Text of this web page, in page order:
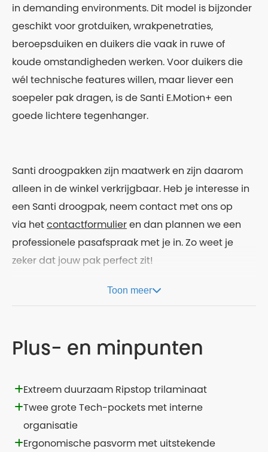
in demanding environments. Dit model is bijzonder
geschikt voor grotduiken, wrakpenetraties,
beroepsduiken en duikers die vaak in ruwe of
koude omstandigheden werken. Voor duikers die
wél technische features willen, maar liever een
soepeler pak dragen, is de Santi E.Motion+ een
goede lichtere tegenhanger.
Santi droogpakken zijn maatwerk en zijn daarom
alleen in de winkel verkrijgbaar. Heb je interesse in
een Santi droogpak, neem contact met ons op
via hetcontactformulieren dan plannen we een
professionele pasafspraak met je in. Zo weet je
zeker dat jouw pak perfect zit!
Toon meer
Plus- en minpunten
Extreem duurzaam Ripstop trilaminaat
Twee grote Tech-pockets met interne
organisatie
Ergonomische pasvorm met uitstekende